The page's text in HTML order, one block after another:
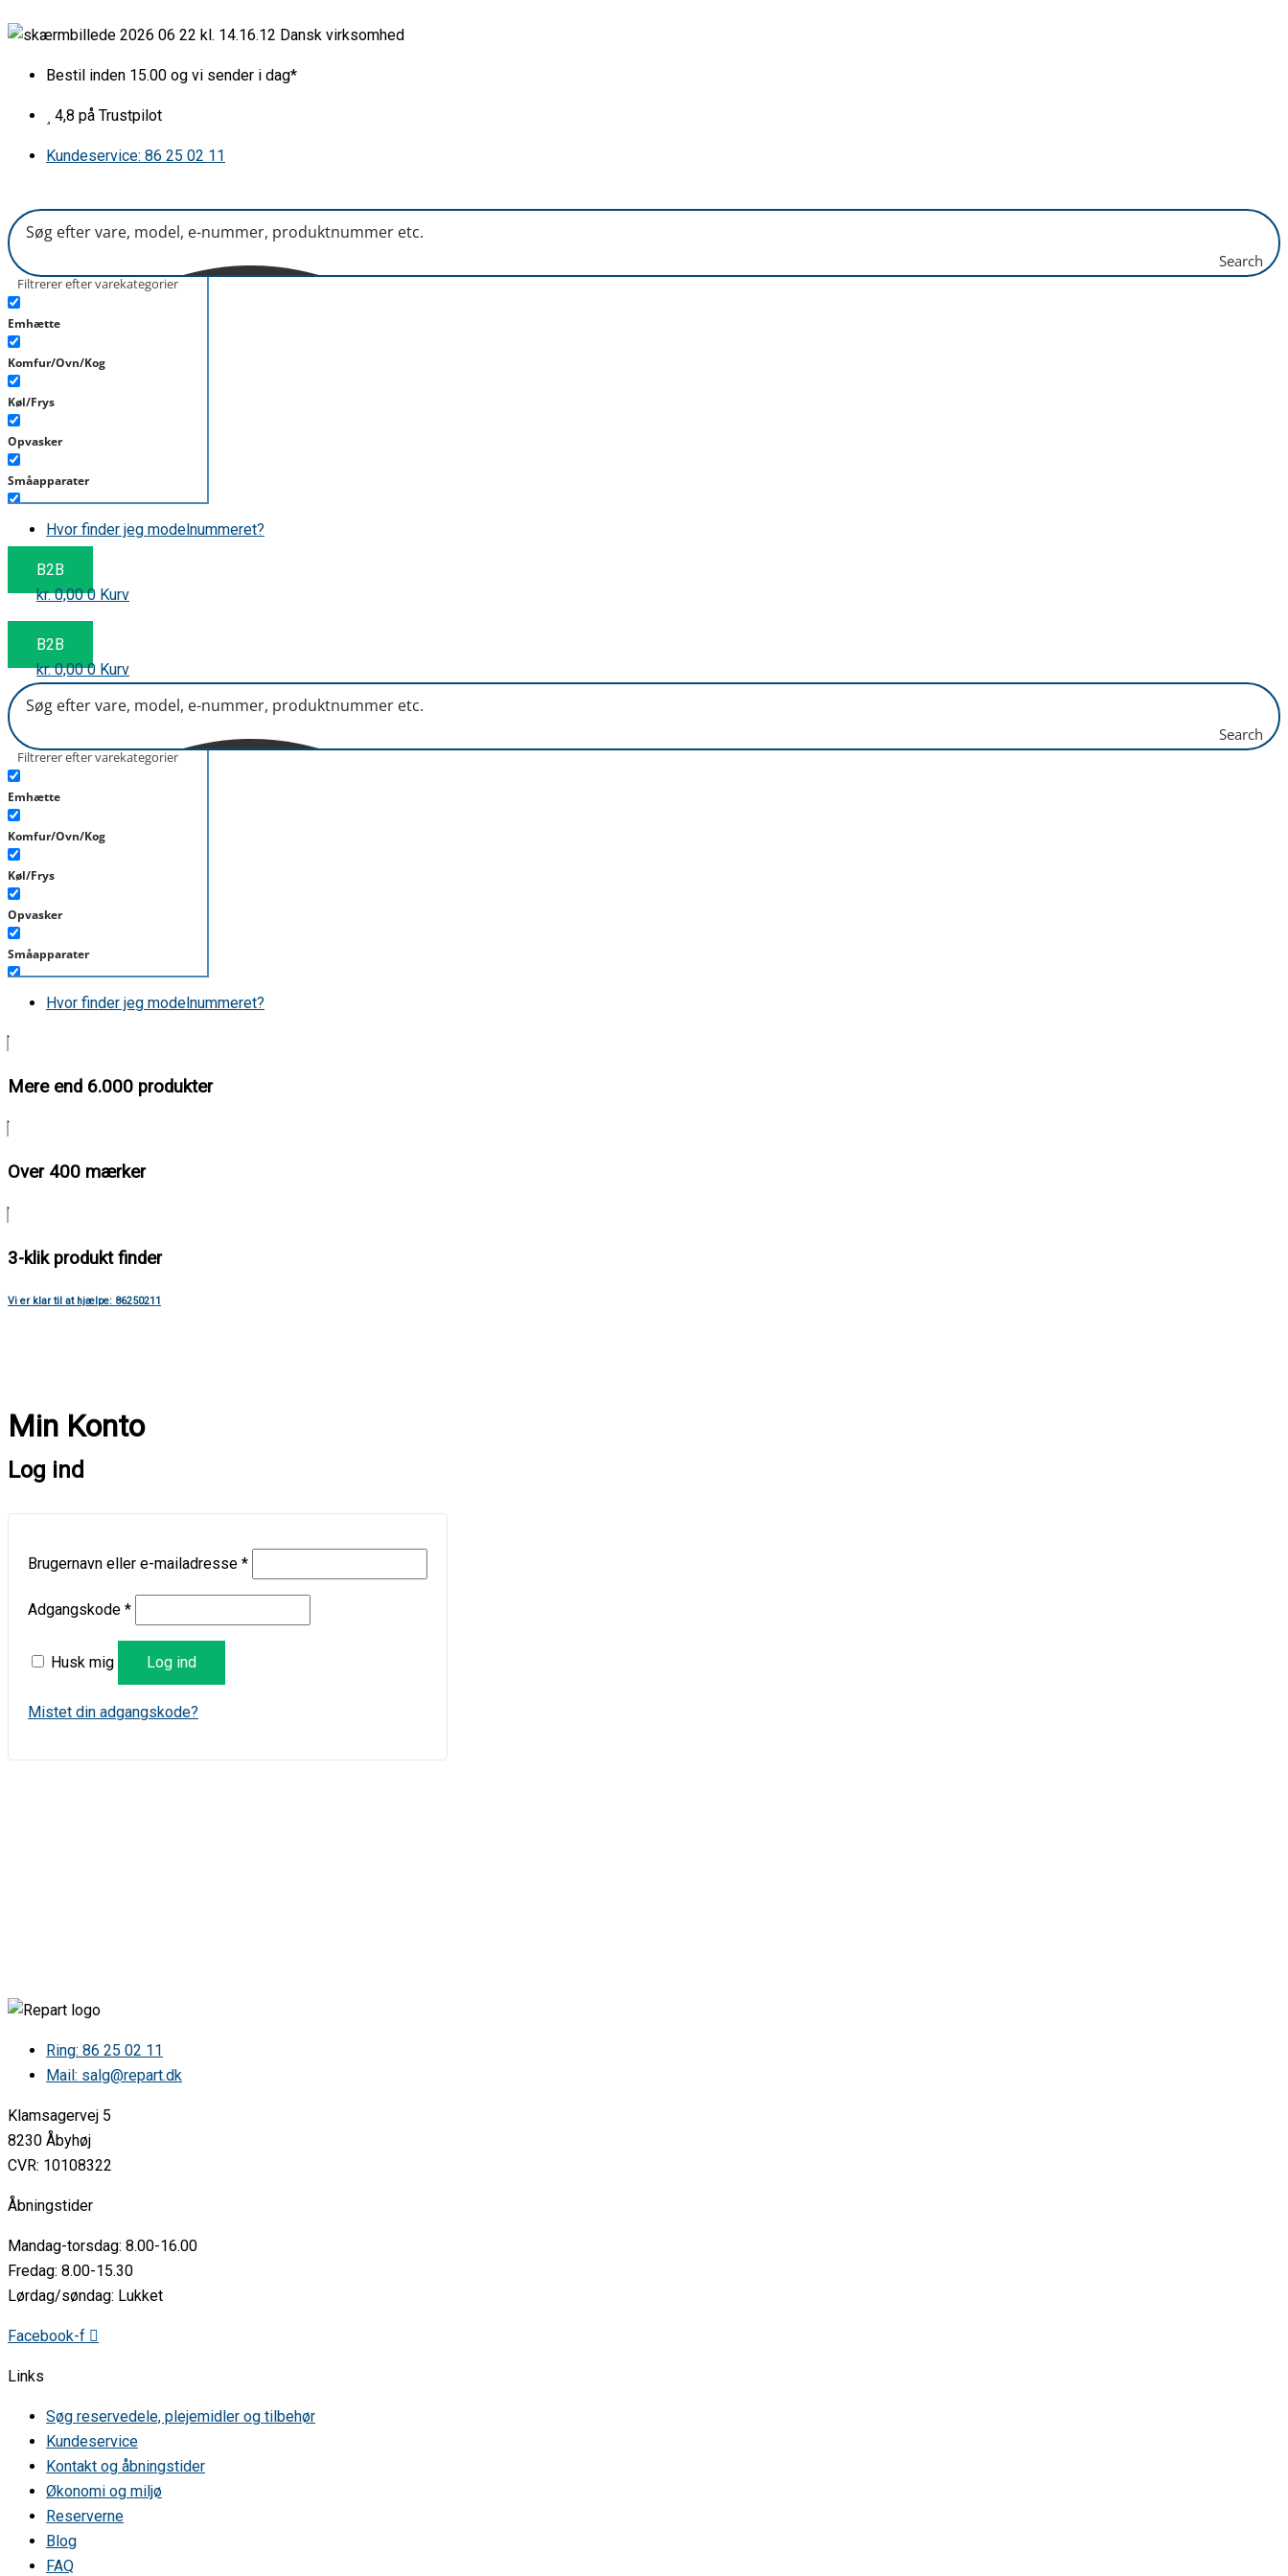
til
Dansk virksomhed
Bestil inden 15.00 og vi sender i dag*
4,8 på Trustpilot
Kundeservice: 86 25 02 11
Search
Filtrerer efter varekategorier
Emhætte
Komfur/Ovn/Kog
Køl/Frys
Opvasker
Småapparater
Støvsuger
Tilbehør/Plejemidler
Vaskemaskine
Hvor finder jeg modelnummeret?
B2B
kr.0,00 0 Kurv
B2B
kr.0,00 0 Kurv
Search
Filtrerer efter varekategorier
Emhætte
Komfur/Ovn/Kog
Køl/Frys
Opvasker
Småapparater
Støvsuger
Tørretumbler
Hvor finder jeg modelnummeret?
Mere end 6.000 produkter
Over 400 mærker
3-klik produkt finder
Vi er klar til at hjælpe: 86250211
Min Konto
Log ind
Brugernavn eller e-mailadresse *
Adgangskode *
Husk mig Log ind
Mistet din adgangskode?
Ring: 86 25 02 11
Mail: salg@repart.dk
Klamsagervej 5
8230 Åbyhøj
CVR: 10108322
Åbningstider
Mandag-torsdag: 8.00-16.00
Fredag: 8.00-15.30
Lørdag/søndag: Lukket
Facebook-f
Links
Søg reservedele, plejemidler og tilbehør
Kundeservice
Kontakt og åbningstider
Økonomi og miljø
Reserverne
Blog
FAQ